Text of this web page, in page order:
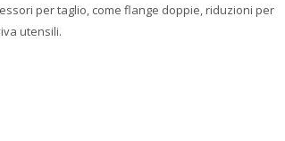
per taglio, come flange doppie, riduzioni per
utensili.